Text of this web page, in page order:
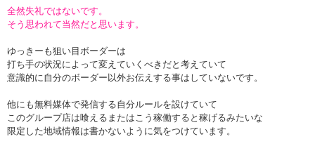
全然失礼ではないです。
そう思われて当然だと思います。
ゆっきーも狙い目ボーダーは
打ち手の状況によって変えていくべきだと考えていて
意識的に自分のボーダー以外お伝えする事はしていないです。
他にも無料媒体で発信する自分ルールを設けていて
このグループ店は喰えるまたはこう稼働すると稼げるみたいな
限定した地域情報は書かないように気をつけています。